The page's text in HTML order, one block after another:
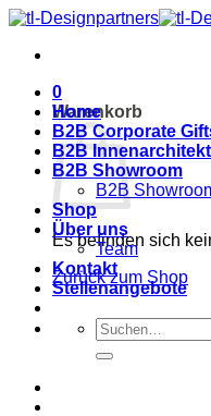
Zum
springen
0
Warenkorb
Es befinden sich
Zurück zum Shop
Home
B2B Corporate
B2B
B2B Showroom
B2B
Shop
Über uns
Team
Kontakt
Stellenangebote
Suche
nach: